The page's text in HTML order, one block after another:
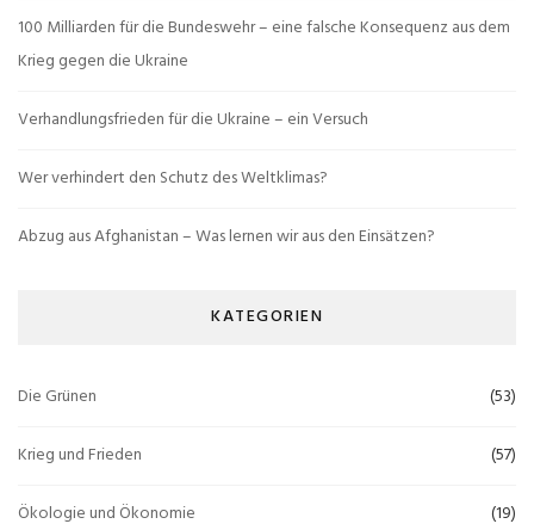
100 Milliarden für die Bundeswehr – eine falsche Konsequenz aus dem
Krieg gegen die Ukraine
Verhandlungsfrieden für die Ukraine – ein Versuch
Wer verhindert den Schutz des Weltklimas?
Abzug aus Afghanistan – Was lernen wir aus den Einsätzen?
KATEGORIEN
Die Grünen (53)
Krieg und Frieden (57)
Ökologie und Ökonomie (19)